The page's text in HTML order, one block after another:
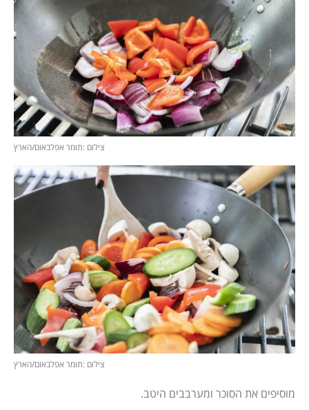
צילום :תומר אפלבאום/הארץ
צילום :תומר אפלבאום/הארץ
מוסיפים את הסוכר ומערבבים היטב.